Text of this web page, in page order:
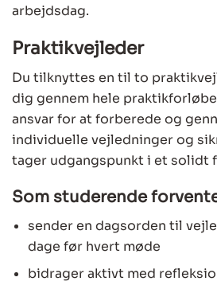
arbejdsdag.
Praktikvejleder
Du tilknyttes en til to
dig gennem hele
ansvar for at forberede og
individuelle vejledninger og
tager udgangspunkt i et solidt
Som studerende
sender en dagsorden til
dage før hvert møde
bidrager aktivt med